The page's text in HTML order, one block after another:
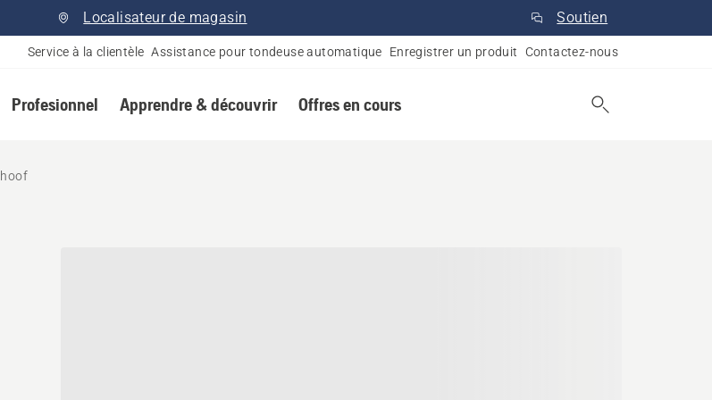
Localisateur de magasin Soutien
Service à la clientèle Assistance pour tondeuse automatique Enregistrer un produit Contactez-nous
Profesionnel Apprendre & découvrir Offres en cours
Husqvarna à Vanderhoof, Colombie-